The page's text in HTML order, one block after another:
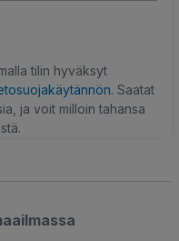
tilin hyväksyt
. Saatat
ja voit milloin tahansa